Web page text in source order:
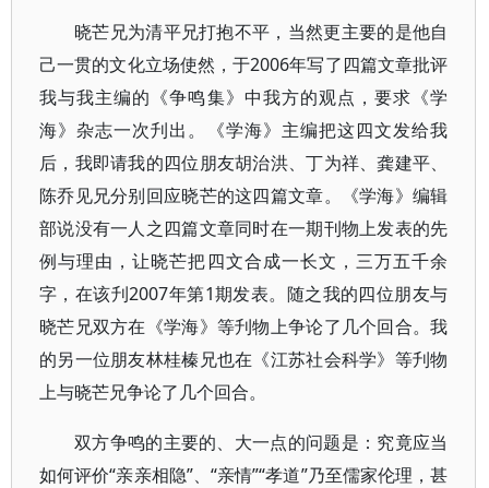
晓芒兄为清平兄打抱不平，当然更主要的是他自
己一贯的文化立场使然，于2006年写了四篇文章批评
我与我主编的《争鸣集》中我方的观点，要求《学
海》杂志一次刋出。《学海》主编把这四文发给我
后，我即请我的四位朋友胡治洪、丁为祥、龚建平、
陈乔见兄分别回应晓芒的这四篇文章。《学海》编辑
部说没有一人之四篇文章同时在一期刊物上发表的先
例与理由，让晓芒把四文合成一长文，三万五千余
字，在该刋2007年第1期发表。随之我的四位朋友与
晓芒兄双方在《学海》等刋物上争论了几个回合。我
的另一位朋友林桂榛兄也在《江苏社会科学》等刋物
上与晓芒兄争论了几个回合。
双方争鸣的主要的、大一点的问题是：究竟应当
如何评价“亲亲相隐”、“亲情”“孝道”乃至儒家伦理，甚